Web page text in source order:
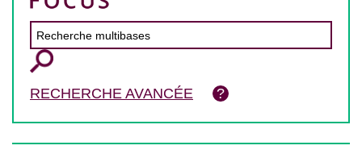
RECHERCHE AVANCÉE